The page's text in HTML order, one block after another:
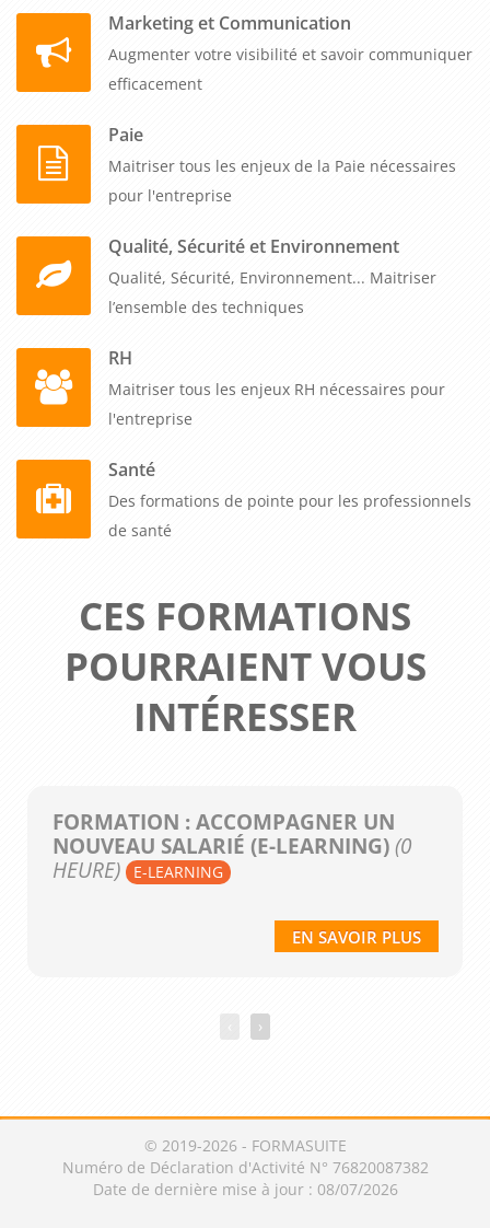
Marketing et Communication
Augmenter votre visibilité et savoir communiquer
efficacement
Paie
Maitriser tous les enjeux de la Paie nécessaires
pour l'entreprise
Qualité, Sécurité et Environnement
Qualité, Sécurité, Environnement... Maitriser
l’ensemble des techniques
RH
Maitriser tous les enjeux RH nécessaires pour
l'entreprise
Santé
Des formations de pointe pour les professionnels
de santé
CES FORMATIONS
POURRAIENT VOUS
INTÉRESSER
FORMATION : ACCOMPAGNER UN
NOUVEAU SALARIÉ (E-LEARNING)(0
HEURE)
E-LEARNING
EN SAVOIR PLUS
›
© 2019-2026 - FORMASUITE
Numéro de Déclaration d'Activité N° 76820087382
Date de dernière mise à jour : 08/07/2026